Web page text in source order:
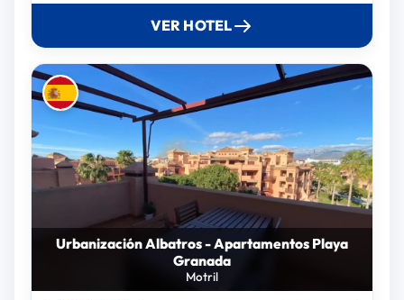
VER HOTEL
Urbanización Albatros - Apartamentos Playa
Granada
Motril